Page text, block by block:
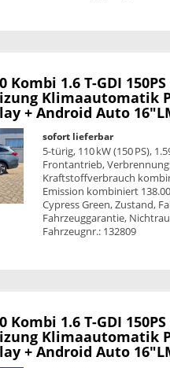
Kombi 1.6 T-GDI
Klimaautomatik
+ Android Auto
sofort lieferbar
5-türig, 110 kW (150 PS),
Frontantrieb,
Kraftstoffverbrauch
Emission kombiniert
Cypress Green, Zustand,
Fahrzeuggarantie,
Fahrzeugnr.: 132809
Kombi 1.6 T-GDI
Klimaautomatik
+ Android Auto